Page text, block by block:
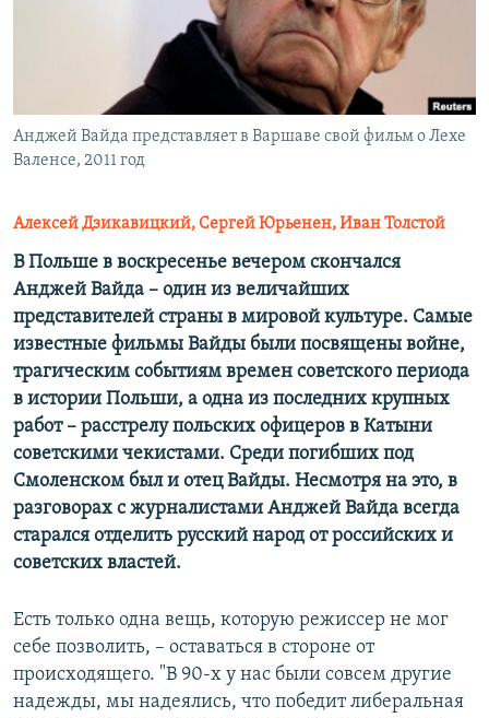
ПОБЕДИТЕЛЕЙ НЕ СУДЯТ?
КРЫМ.НЕПОКОРЕННЫЙ
УКРАИНСКАЯ ПРОБЛЕМА КРЫМА
Все сайты RFE/RL
Анджей Вайда представляет в Варшаве свой фильм о Лехе
Валенсе, 2011 год
Алексей Дзикавицкий, Сергей Юрьенен, Иван Толстой
В Польше в воскресенье вечером скончался
Анджей Вайда – один из величайших
представителей страны в мировой культуре. Самые
известные фильмы Вайды были посвящены войне,
трагическим событиям времен советского периода
в истории Польши, а одна из последних крупных
работ – расстрелу польских офицеров в Катыни
советскими чекистами. Среди погибших под
Смоленском был и отец Вайды. Несмотря на это, в
разговорах с журналистами Анджей Вайда всегда
старался отделить русский народ от российских и
советских властей.
Есть только одна вещь, которую режиссер не мог
себе позволить, – оставаться в стороне от
происходящего. "В 90-х у нас были совсем другие
надежды, мы надеялись, что победит либеральная